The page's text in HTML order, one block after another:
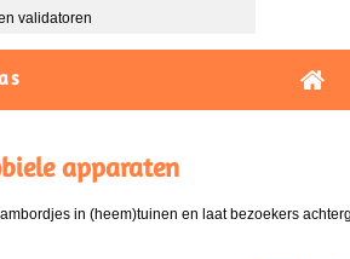
validatoren
apparaten
in (heem)tuinen en laat bezoekers